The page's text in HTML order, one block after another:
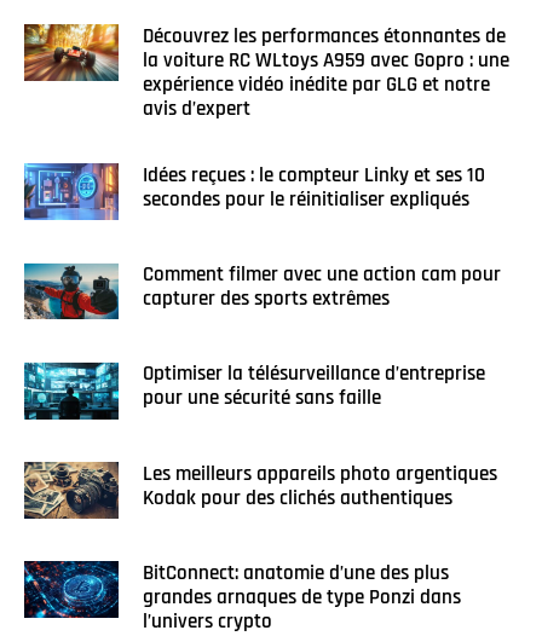
Découvrez les performances étonnantes de
la voiture RC WLtoys A959 avec Gopro : une
expérience vidéo inédite par GLG et notre
avis d’expert
Idées reçues : le compteur Linky et ses 10
secondes pour le réinitialiser expliqués
Comment filmer avec une action cam pour
capturer des sports extrêmes
Optimiser la télésurveillance d’entreprise
pour une sécurité sans faille
Les meilleurs appareils photo argentiques
Kodak pour des clichés authentiques
BitConnect: anatomie d’une des plus
grandes arnaques de type Ponzi dans
l’univers crypto